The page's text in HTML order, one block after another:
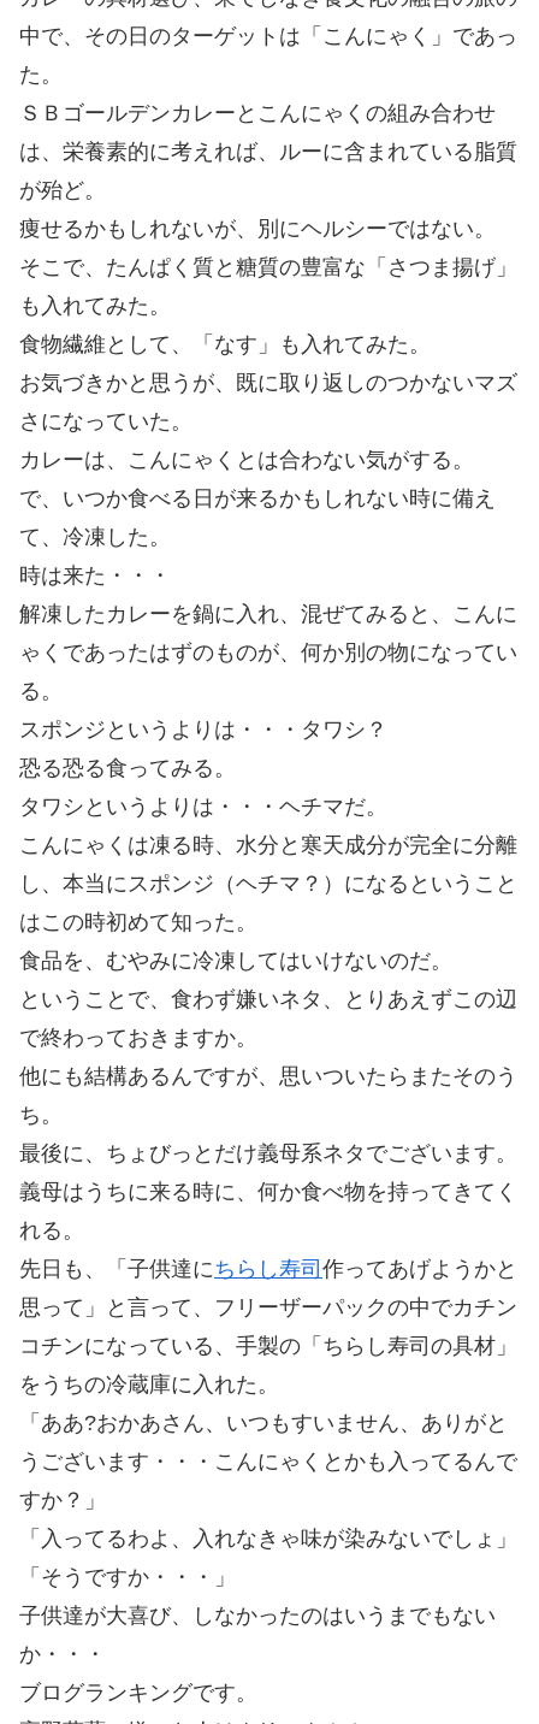
中で、その日のターゲットは「こんにゃく」であっ
た。
ＳＢゴールデンカレーとこんにゃくの組み合わせ
は、栄養素的に考えれば、ルーに含まれている脂質
が殆ど。
痩せるかもしれないが、別にヘルシーではない。
そこで、たんぱく質と糖質の豊富な「さつま揚げ」
も入れてみた。
食物繊維として、「なす」も入れてみた。
お気づきかと思うが、既に取り返しのつかないマズ
さになっていた。
カレーは、こんにゃくとは合わない気がする。
で、いつか食べる日が来るかもしれない時に備え
て、冷凍した。
時は来た・・・
解凍したカレーを鍋に入れ、混ぜてみると、こんに
ゃくであったはずのものが、何か別の物になってい
る。
スポンジというよりは・・・タワシ？
恐る恐る食ってみる。
タワシというよりは・・・ヘチマだ。
こんにゃくは凍る時、水分と寒天成分が完全に分離
し、本当にスポンジ（ヘチマ？）になるということ
はこの時初めて知った。
食品を、むやみに冷凍してはいけないのだ。
ということで、食わず嫌いネタ、とりあえずこの辺
で終わっておきますか。
他にも結構あるんですが、思いついたらまたそのう
ち。
最後に、ちょびっとだけ義母系ネタでございます。
義母はうちに来る時に、何か食べ物を持ってきてく
れる。
先日も、「子供達にちらし寿司 作ってあげようかと
思って」と言って、フリーザーパックの中でカチン
コチンになっている、手製の「ちらし寿司の具材」
をうちの冷蔵庫に入れた。
「ああ?おかあさん、いつもすいません、ありがと
うございます・・・こんにゃくとかも入ってるんで
すか？」
「入ってるわよ、入れなきゃ味が染みないでしょ」
「そうですか・・・」
子供達が大喜び、しなかったのはいうまでもない
か・・・
ブログランキングです。